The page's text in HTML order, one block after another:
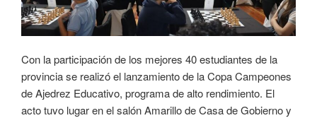
Con la participación de los mejores 40 estudiantes de la
provincia se realizó el lanzamiento de la Copa Campeones
de Ajedrez Educativo, programa de alto rendimiento. El
acto tuvo lugar en el salón Amarillo de Casa de Gobierno y